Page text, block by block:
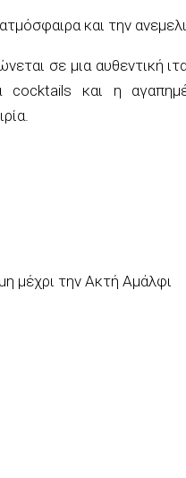
και την
σε μια αυθεντική
cocktails και η
μέχρι την Ακτή Αμάλφι